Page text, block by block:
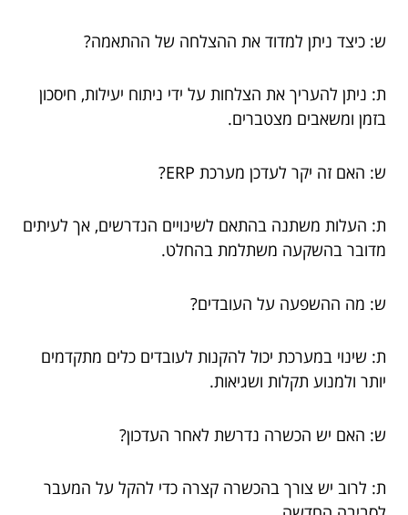
ש: כיצד ניתן למדוד את ההצלחה של ההתאמה?
ת: ניתן להעריך את הצלחות על ידי ניתוח יעילות, חיסכון
בזמן ומשאבים מצטברים.
ש: האם זה יקר לעדכן מערכת ERP?
ת: העלות משתנה בהתאם לשינויים הנדרשים, אך לעיתים
מדובר בהשקעה משתלמת בהחלט.
ש: מה ההשפעה על העובדים?
ת: שינוי במערכת יכול להקנות לעובדים כלים מתקדמים
יותר ולמנוע תקלות ושגיאות.
ש: האם יש הכשרה נדרשת לאחר העדכון?
ת: לרוב יש צורך בהכשרה קצרה כדי להקל על המעבר